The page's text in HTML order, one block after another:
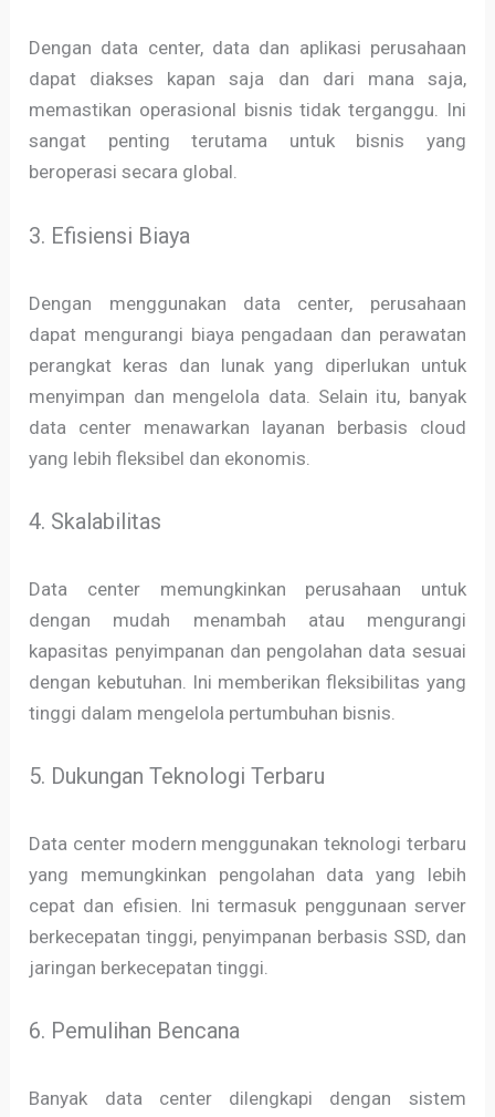
Dengan data center, data dan aplikasi perusahaan
dapat diakses kapan saja dan dari mana saja,
memastikan operasional bisnis tidak terganggu. Ini
sangat penting terutama untuk bisnis yang
beroperasi secara global.
3. Efisiensi Biaya
Dengan menggunakan data center, perusahaan
dapat mengurangi biaya pengadaan dan perawatan
perangkat keras dan lunak yang diperlukan untuk
menyimpan dan mengelola data. Selain itu, banyak
data center menawarkan layanan berbasis cloud
yang lebih fleksibel dan ekonomis.
4. Skalabilitas
Data center memungkinkan perusahaan untuk
dengan mudah menambah atau mengurangi
kapasitas penyimpanan dan pengolahan data sesuai
dengan kebutuhan. Ini memberikan fleksibilitas yang
tinggi dalam mengelola pertumbuhan bisnis.
5. Dukungan Teknologi Terbaru
Data center modern menggunakan teknologi terbaru
yang memungkinkan pengolahan data yang lebih
cepat dan efisien. Ini termasuk penggunaan server
berkecepatan tinggi, penyimpanan berbasis SSD, dan
jaringan berkecepatan tinggi.
6. Pemulihan Bencana
Banyak data center dilengkapi dengan sistem